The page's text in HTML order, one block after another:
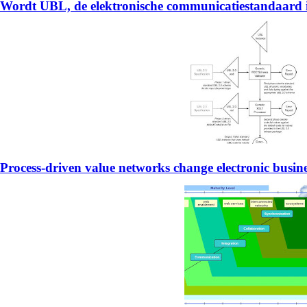
Wordt UBL, de elektronische
Process-driven value networks change electronic